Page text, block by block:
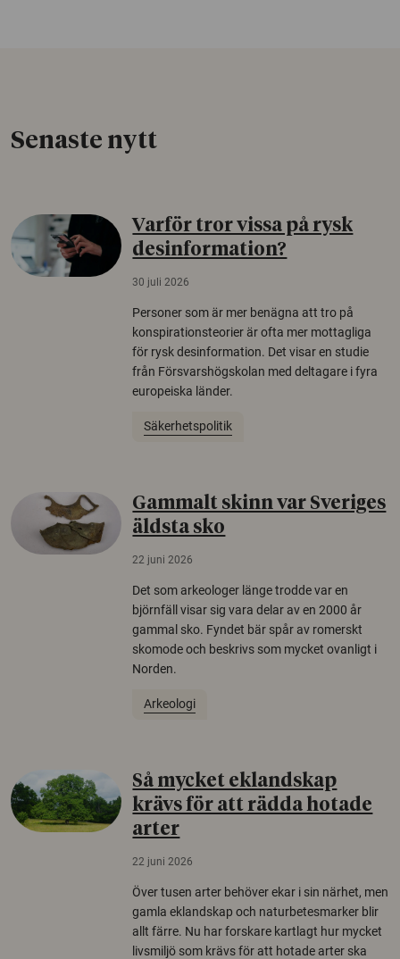
Senaste nytt
Varför tror vissa på rysk
desinformation?
30 juli 2026
Personer som är mer benägna att tro på
konspirationsteorier är ofta mer mottagliga
för rysk desinformation. Det visar en studie
från Försvarshögskolan med deltagare i fyra
europeiska länder.
Säkerhetspolitik
Gammalt skinn var Sveriges
äldsta sko
22 juni 2026
Det som arkeologer länge trodde var en
björnfäll visar sig vara delar av en 2000 år
gammal sko. Fyndet bär spår av romerskt
skomode och beskrivs som mycket ovanligt i
Norden.
Arkeologi
Så mycket eklandskap
krävs för att rädda hotade
arter
22 juni 2026
Över tusen arter behöver ekar i sin närhet, men
gamla eklandskap och naturbetesmarker blir
allt färre. Nu har forskare kartlagt hur mycket
livsmiljö som krävs för att hotade arter ska